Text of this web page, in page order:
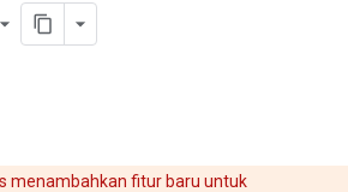
menambahkan fitur baru untuk